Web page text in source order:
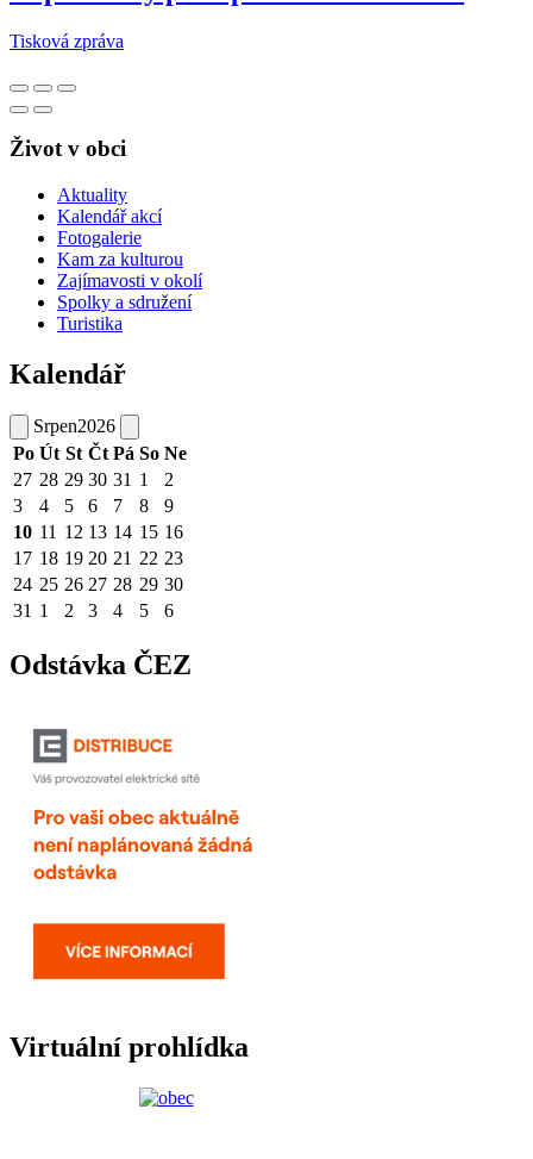
Tisková zpráva
Život v obci
Aktuality
Kalendář akcí
Fotogalerie
Kam za kulturou
Zajímavosti v okolí
Spolky a sdružení
Turistika
Kalendář
Srpen2026
Po Út St Čt Pá So Ne
27 28 29 30 31 1
2
3
4 5 6 7 8
9
10 11 12 13 14 15 16
17 18 19 20 21 22 23
24 25 26 27 28 29 30
31 1 2 3 4 5 6
Odstávka ČEZ
Virtuální prohlídka